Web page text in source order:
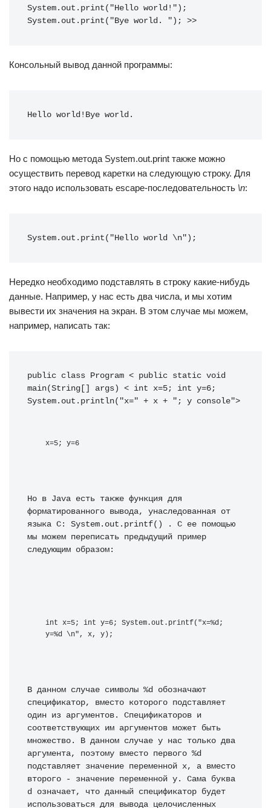
System.out.print("Hello world!");
System.out.print("Bye world. "); >>
Консольный вывод данной программы:
Hello world!Bye world.
Но с помощью метода System.out.print также можно
осуществить перевод каретки на следующую строку. Для
этого надо использовать escape-последовательность \n:
System.out.print("Hello world \n");
Нередко необходимо подставлять в строку какие-нибудь
данные. Например, у нас есть два числа, и мы хотим
вывести их значения на экран. В этом случае мы можем,
например, написать так:
public class Program < public static void
main(String[] args) < int x=5; int y=6;
x=5; y=6
Но в Java есть также функция для
форматированного вывода, унаследованная от
языка С: System.out.printf() . С ее помощью
мы можем переписать предыдущий пример
следующим образом:
int x=5; int y=6; System.out.printf("x=%d;
y=%d \n", x, y);
В данном случае символы %d обозначают
спецификатор, вместо которого подставляет
один из аргументов. Спецификаторов и
соответствующих им аргументов может быть
множество. В данном случае у нас только два
аргумента, поэтому вместо первого %d
подставляет значение переменной x, а вместо
второго - значение переменной y. Сама буква
d означает, что данный спецификатор будет
использоваться для вывода целочисленных